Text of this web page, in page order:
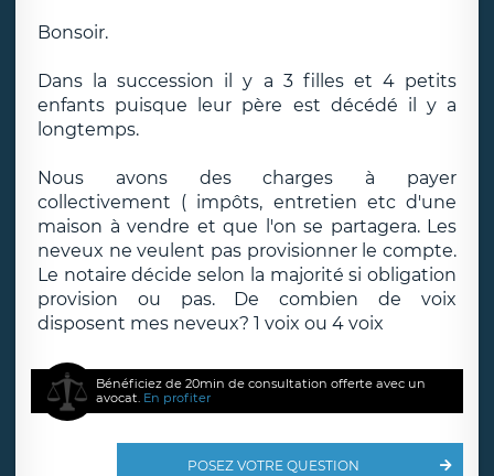
Bonsoir.
Dans la succession il y a 3 filles et 4 petits
enfants puisque leur père est décédé il y a
longtemps.
Nous avons des charges à payer
collectivement ( impôts, entretien etc d'une
maison à vendre et que l'on se partagera. Les
neveux ne veulent pas provisionner le compte.
Le notaire décide selon la majorité si obligation
provision ou pas. De combien de voix
disposent mes neveux? 1 voix ou 4 voix
Bénéficiez de 20min de consultation offerte avec un
avocat. En profiter
POSEZ VOTRE QUESTION